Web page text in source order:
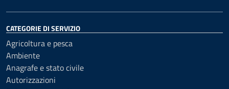
CATEGORIE DI SERVIZIO
Agricoltura e pesca
Ambiente
Anagrafe e stato civile
Autorizzazioni